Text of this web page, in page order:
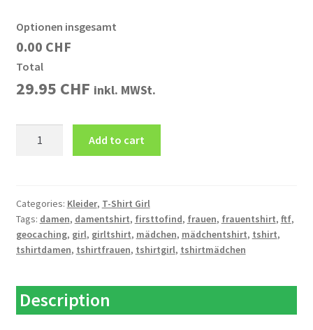
Optionen insgesamt
0.00 CHF
Total
29.95 CHF inkl. MWSt.
quantity
Add to cart
Categories: Kleider, T-Shirt Girl
Tags: damen, damentshirt, firsttofind, frauen, frauentshirt, ftf,
geocaching, girl, girltshirt, mädchen, mädchentshirt, tshirt,
tshirtdamen, tshirtfrauen, tshirtgirl, tshirtmädchen
Description